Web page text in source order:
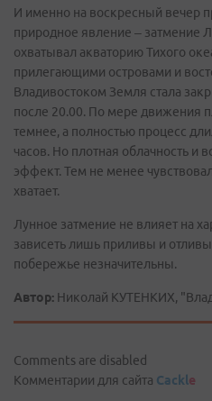
И именно на воскресный вечер
природное явление –
охватывал акваторию Тихого
прилегающими островами и
Владивостоком Земля стала
после 20.00. По мере движения
темнее, а полностью процесс
часов. Но плотная облачность
эффект. Тем не менее
хватает.
Лунное затмение не влияет на
зависеть лишь приливы и
побережье незначительны.
Автор: Николай КУТЕНКИХ,
Comments are disabled
Комментарии для сайта Cackle